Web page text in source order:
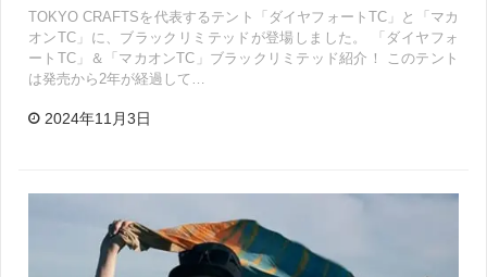
TOKYO CRAFTSを代表するテント「ダイヤフォートTC」と「マカ
オンTC」に、ブラックリミテッドが登場しました。 「ダイヤフォ
ートTC」＆「マカオンTC」ブラックリミテッド紹介！ このテント
は発売から2年が経過して…
2024年11月3日